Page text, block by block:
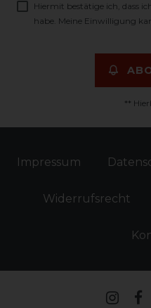
Hiermit bestätige ich, dass
habe. Meine Einwilligung
**
Impressum
Widerrufs­recht